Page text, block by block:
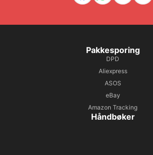
Pakkesporing
DPD
Aliexpress
ASOS
eBay
Amazon Tracking
Håndbøker